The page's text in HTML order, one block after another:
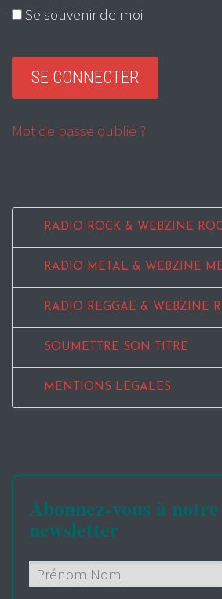
Se souvenir de moi
Mot de passe oublié ?
RADIO ROCK & WEBZINE
RADIO METAL & WEBZINE
RADIO REGGAE & WEBZINE
SOUMETTRE SON TITRE
MENTIONS LEGALES
Abonnez-vous à notre
newsletter